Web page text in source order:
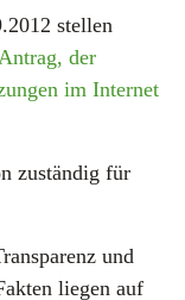
stellen
der
im Internet
zuständig für
und
liegen auf